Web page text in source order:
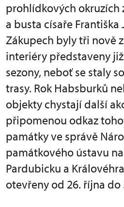
prohlídkových okruzích
a busta císaře Františka
Zákupech byly tři nově
interiéry představeny
sezony, neboť se staly
trasy. Rok Habsburků
objekty chystají další
připomenou odkaz
památky ve správě
památkového ústavu
Pardubicku a
otevřeny od 26. října